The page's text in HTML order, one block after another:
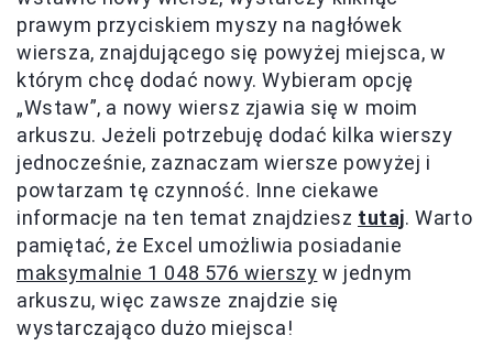
prawym przyciskiem myszy na nagłówek
wiersza, znajdującego się powyżej miejsca, w
którym chcę dodać nowy. Wybieram opcję
„Wstaw”, a nowy wiersz zjawia się w moim
arkuszu. Jeżeli potrzebuję dodać kilka wierszy
jednocześnie, zaznaczam wiersze powyżej i
powtarzam tę czynność. Inne ciekawe
informacje na ten temat znajdziesz tutaj. Warto
pamiętać, że Excel umożliwia posiadanie
maksymalnie 1 048 576 wierszy w jednym
arkuszu, więc zawsze znajdzie się
wystarczająco dużo miejsca!